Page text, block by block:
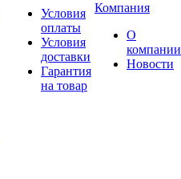
Условия
оплаты
Условия
доставки
Гарантия
на товар
Компания
О
компании
Новости